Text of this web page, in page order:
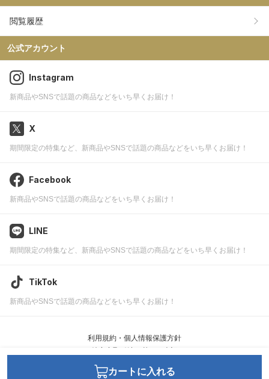
カートに入れる
閲覧履歴
公式アカウント
Instagram
新商品やSNSで話題の商品などをいち早くお届け！
X
期間限定の特集など、新商品やSNSで話題の商品などをいち早くお届け！
Facebook
新商品やSNSで話題の商品などをいち早くお届け！
LINE
期間限定の特集など、新商品やSNSで話題の商品などをいち早くお届け！
TikTok
新商品やSNSで話題の商品などをいち早くお届け！
利用規約・個人情報保護方針
JWell ©leafworks, Inc.